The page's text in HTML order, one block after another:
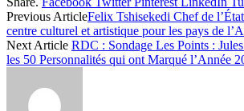
Share
Previous ArticleFelix Tshisekedi Chef de
centre culturel et artistique pour les pays de
Next Article RDC : Sondage Les Points :
les 50 Personnalités qui ont Marqué l’Année